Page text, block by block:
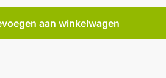
aan winkelwagen